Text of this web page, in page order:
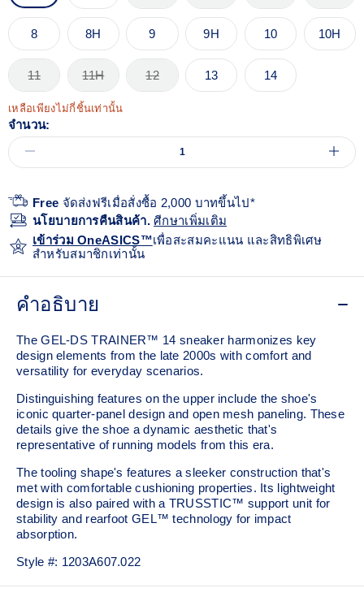
8 8H 9 9H 10 10H
11 11H 12 13 14
เหลือเพียงไม่กี่ชิ้นเท่านั้น
จำนวน:
Free จัดส่งฟรีเมื่อสั่งซื้อ 2,000 บาทขึ้นไป*
นโยบายการคืนสินค้า.ศีกษาเพิ่มเติม
เข้าร่วม OneASICS™เพื่อสะสมคะแนน และสิทธิพิเศษ
สำหรับสมาชิกเท่านั้น
คำอธิบาย
The GEL-DS TRAINER™ 14 sneaker harmonizes key
design elements from the late 2000s with comfort and
versatility for everyday scenarios.
Distinguishing features on the upper include the shoe's
iconic quarter-panel design and open mesh paneling. These
details give the shoe a dynamic aesthetic that's
representative of running models from this era.
The tooling shape's features a sleeker construction that's
met with comfortable cushioning properties. Its lightweight
design is also paired with a TRUSSTIC™ support unit for
stability and rearfoot GEL™ technology for impact
absorption.
Style #: 1203A607.022